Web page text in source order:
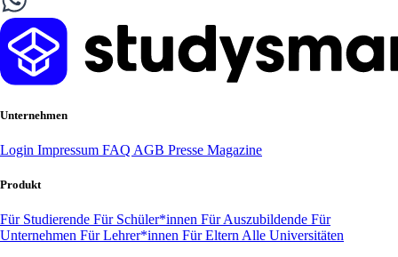
Unternehmen
Login Impressum FAQ AGB Presse Magazine
Produkt
Für Studierende Für Schüler*innen Für Auszubildende Für
Unternehmen Für Lehrer*innen Für Eltern Alle Universitäten